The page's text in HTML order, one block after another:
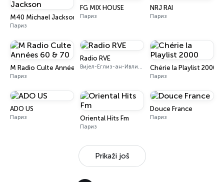
M40 Michael Jackson
Париз
FG MIX HOUSE
Париз
NRJ RAI
Париз
M Radio Culte Années 60 & 70
Париз
Radio RVE
Вијел-Еглиз-ан-Ивлин 103.7 FM Chérie la Playlist 2000
Париз
ADO US
Париз Oriental Hits Fm
Париз
Douce France
Париз
Prikaži još